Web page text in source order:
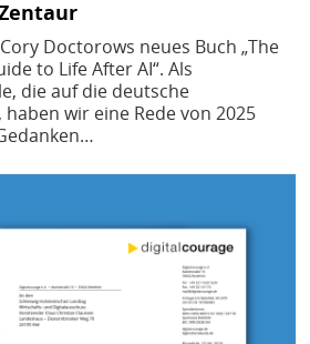
Doctorows neues Buch „The
to Life After AI“. Als
die auf die deutsche
wir eine Rede von 2025